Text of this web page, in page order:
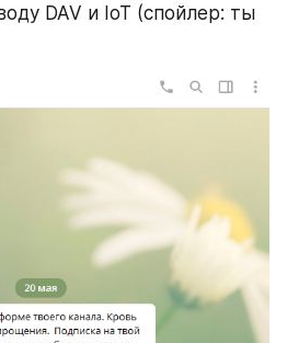
DAV и IoT (спойлер: ты